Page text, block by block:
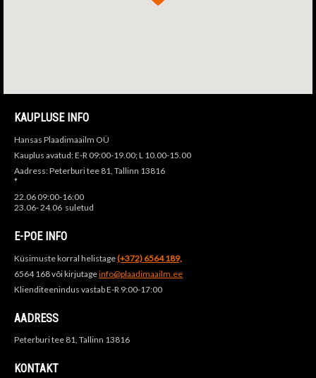
KAUPLUSE INFO
Hansas Plaadimaailm OÜ
Kauplus avatud: E-R 09:00-19.00; L 10.00-15.00
Aadress: Peterburi tee 81, Tallinn 13816
*
22.06 09:00-16:00
23.06- 24.06 suletud
E-POE INFO
Küsimuste korral helistage(+372) 6564 189,
6564 168 või kirjutageinfo@plaadimaailm.ee
Klienditeenindus vastab E-R 9:00-17:00
AADRESS
Peterburi tee 81, Tallinn 13816
KONTAKT